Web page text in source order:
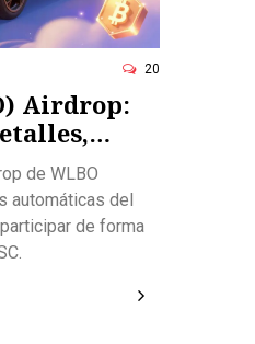
20
Airdrop:
de WLBO
automáticas del
de forma